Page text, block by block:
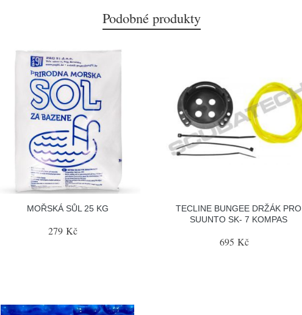
Podobné produkty
MOŘSKÁ SŮL 25 KG
279 Kč
TECLINE BUNGEE DRŽÁK PRO
SUUNTO SK- 7 KOMPAS
695 Kč